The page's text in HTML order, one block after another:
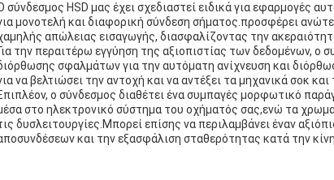
σύνδεσμος HSD μας έχει σχεδιαστεί ειδικά για εφαρμογές
μονοτελή και διαφορική σύνδεση σήματος.προσφέρει
απώλειας εισαγωγής, διασφαλίζοντας την
την περαιτέρω εγγύηση της αξιοπιστίας των δεδομένων, ο
σφαλμάτων για την αυτόματη ανίχνευση και
να βελτιώσει την αντοχή και να αντέξει τα μηχανικά σοκ
ο σύνδεσμος διαθέτει ένα συμπαγές μορφωτικό
στο ηλεκτρονικό σύστημα του οχήματός σας,ενώ τα
δυσλειτουργίες.Μπορεί επίσης να περιλαμβάνει έναν
και την εξασφάλιση σταθερότητας κατά την